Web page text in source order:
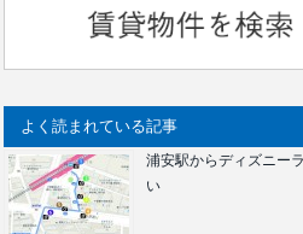
よく読まれている記事
浦安駅からディズニー
い